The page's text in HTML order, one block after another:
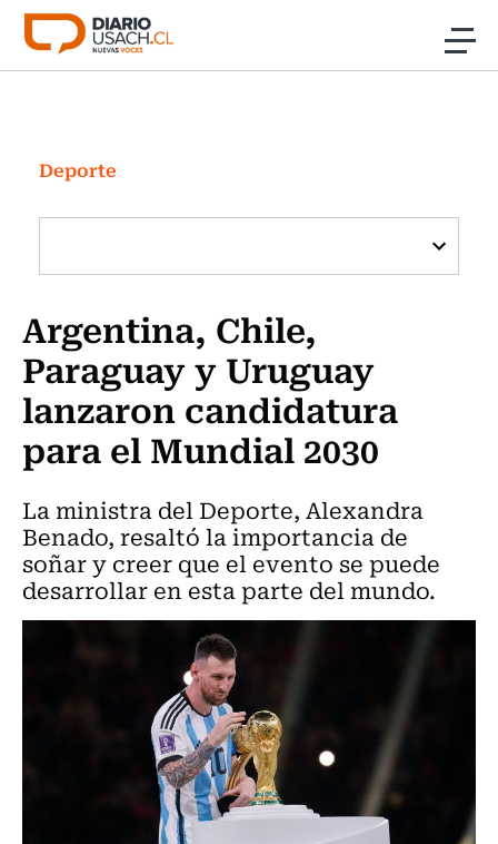
Click acá para ir directamente al contenido
Investigación
Cultura
Programas Radio y TV Usach
Deporte
Argentina, Chile,
Paraguay y Uruguay
lanzaron candidatura
para el Mundial 2030
La ministra del Deporte, Alexandra
Benado, resaltó la importancia de
soñar y creer que el evento se puede
desarrollar en esta parte del mundo.